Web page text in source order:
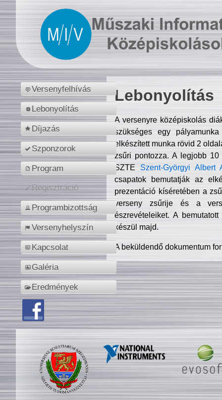
Versenyfelhívás
Lebonyolítás
Díjazás
Szponzorok
Program
Regisztráció
Programbizottság
Versenyhelyszín
Kapcsolat
Galéria
Eredmények
Lebonyolítás
A versenyre középiskolás
szükséges egy
elkészített munka rövid 2
zsűri pontozza. A legjobb
SZTE Szent-Györgyi Albert
csapatok bemutatják az
prezentáció kíséretében a
verseny zsűrije és a
észrevételeiket. A
készül majd.
A beküldendő dokumentum